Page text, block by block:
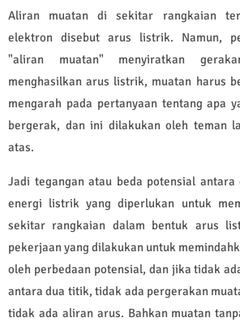
Aliran muatan di sekitar rangkaian
elektron disebut arus listrik. Namun,
"aliran muatan" menyiratkan
menghasilkan arus listrik, muatan harus
mengarah pada pertanyaan tentang apa
bergerak, dan ini dilakukan oleh teman
atas.
Jadi tegangan atau beda potensial
energi listrik yang diperlukan untuk
sekitar rangkaian dalam bentuk arus
pekerjaan yang dilakukan untuk
oleh perbedaan potensial, dan jika tidak
antara dua titik, tidak ada pergerakan
tidak ada aliran arus. Bahkan muatan